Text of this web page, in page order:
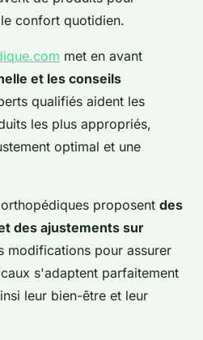
confort quotidien.
met en avant
et les conseils
qualifiés aident les
les plus appropriés,
optimal et une
proposent des
des ajustements sur
modifications pour assurer
s'adaptent parfaitement
leur bien-être et leur